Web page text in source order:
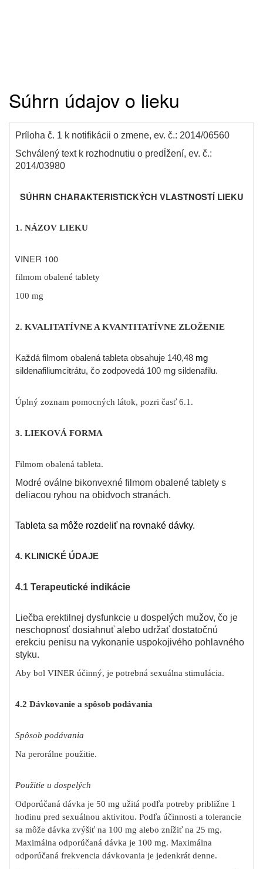
Súhrn údajov o lieku
Príloha č. 1 k notifikácii o zmene, ev. č.: 2014/06560
Schválený text k rozhodnutiu o predĺžení, ev. č.:
2014/03980
SÚHRN CHARAKTERISTICKÝCH VLASTNOSTÍ LIEKU
1. NÁZOV LIEKU
VINER 100
filmom obalené tablety
100 mg
2. KVALITATÍVNE A KVANTITATÍVNE ZLOŽENIE
Každá filmom obalená tableta obsahuje 140,48 mg
sildenafiliumcitrátu, čo zodpovedá 100 mg sildenafilu.
Úplný zoznam pomocných látok, pozri časť 6.1.
3. LIEKOVÁ FORMA
Filmom obalená tableta.
Modré oválne bikonvexné filmom obalené tablety s
deliacou ryhou na obidvoch stranách.
Tableta sa môže rozdeliť na rovnaké dávky.
4. KLINICKÉ ÚDAJE
4.1 Terapeutické indikácie
Liečba erektilnej dysfunkcie u dospelých mužov, čo je
neschopnosť dosiahnuť alebo udržať dostatočnú
erekciu penisu na vykonanie uspokojivého pohlavného
styku.
Aby bol VINER účinný, je potrebná sexuálna stimulácia.
4.2 Dávkovanie a spôsob podávania
Spôsob podávania
Na perorálne použitie.
Použitie u dospelých
Odporúčaná dávka je 50 mg užitá podľa potreby približne 1
hodinu pred sexuálnou aktivitou. Podľa účinnosti a tolerancie
sa môže dávka zvýšiť na 100 mg alebo znížiť na 25 mg.
Maximálna odporúčaná dávka je 100 mg. Maximálna
odporúčaná frekvencia dávkovania je jedenkrát denne.